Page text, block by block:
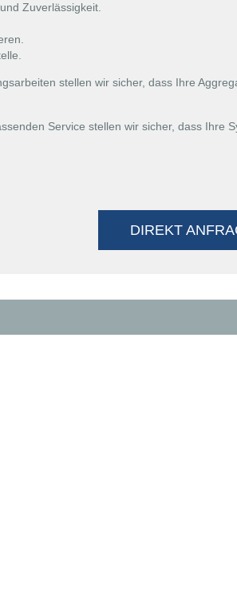
Zuverlässigkeit.
stellen wir sicher, dass Ihre
Service stellen wir sicher, dass Ihre
DIREKT